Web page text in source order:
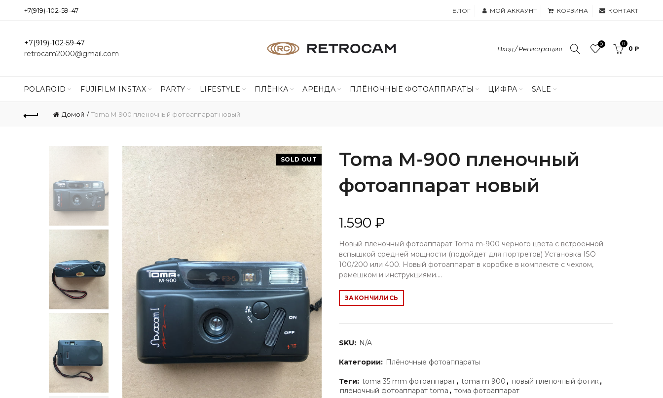
+7(919)-102-59-47 БЛОГ МОЙ АККАУНТ КОРЗИНА КОНТАКТ
+7(919)-102-59-47
retrocam2000@gmail.com
Вход / Регистрация
0 0
0 ₽
POLAROID FUJIFILM INSTAX PARTY LIFESTYLE ПЛЁНКА АРЕНДА ПЛЁНОЧНЫЕ ФОТОАППАРАТЫ ЦИФРА SALE
Домой Toma M-900 пленочный фотоаппарат новый
SOLD OUT
Toma M-900 пленочный
фотоаппарат новый
1.590 ₽
Новый пленочный фотоаппарат Toma m-900 черного цвета с встроенной
вспышкой средней мощности (подойдет для портретов) Установка ISO
100/200 или 400. Новый фотоаппарат в коробке в комплекте с чехлом,
ремешком и инструкциями....
ЗАКОНЧИЛИСЬ
SKU: N/A
Категории: Плёночные фотоаппараты
Теги: toma 35 mm фотоаппарат, toma m 900 , новый пленочный фотик,
пленочный фотоаппарат toma , тома фотоаппарат